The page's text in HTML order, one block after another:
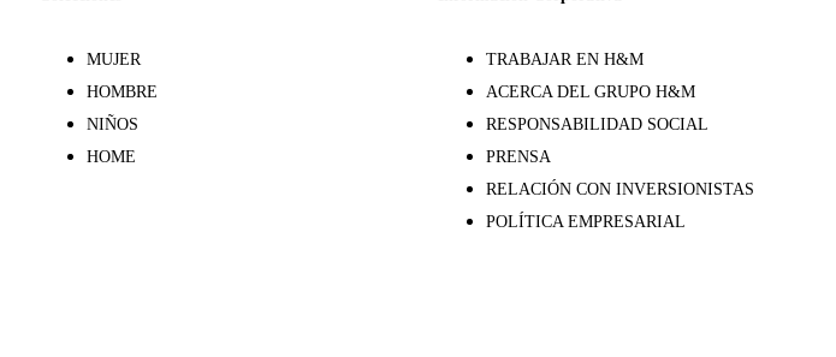
MUJER
HOMBRE
NIÑOS
HOME
TRABAJAR EN H&M
ACERCA DEL GRUPO H&M
RESPONSABILIDAD SOCIAL
PRENSA
RELACIÓN CON INVERSIONISTAS
POLÍTICA EMPRESARIAL